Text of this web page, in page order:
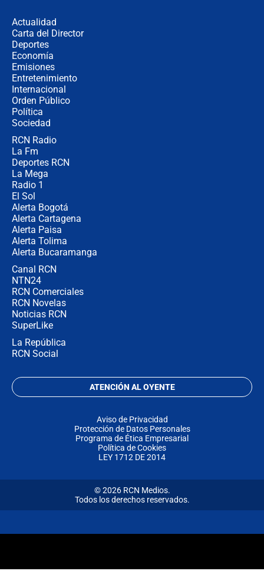
Actualidad
Carta del Director
Deportes
Economía
Emisiones
Entretenimiento
Internacional
Orden Público
Política
Sociedad
RCN Radio
La Fm
Deportes RCN
La Mega
Radio 1
El Sol
Alerta Bogotá
Alerta Cartagena
Alerta Paisa
Alerta Tolima
Alerta Bucaramanga
Canal RCN
NTN24
RCN Comerciales
RCN Novelas
Noticias RCN
SuperLike
La República
RCN Social
ATENCIÓN AL OYENTE
Aviso de Privacidad
Protección de Datos Personales
Programa de Ética Empresarial
Política de Cookies
LEY 1712 DE 2014
© 2026 RCN Medios.
Todos los derechos reservados.